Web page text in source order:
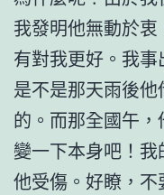
我發明他無動於
有對我更好。我事
是不是那天雨後
的。而那全國午
變一下本身吧！
他受傷。好瞭，